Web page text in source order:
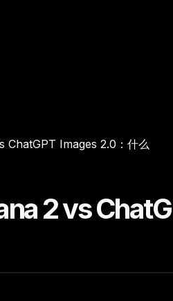
ChatGPT Images 2.0：什么
2 vs